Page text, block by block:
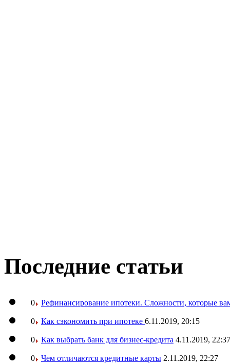
Последние статьи
0 Рефинансирование ипотеки. Сложности, которые
0 Как сэкономить при ипотеке 6.11.2019, 20:15
0 Как выбрать банк для бизнес-кредита 4.11.2019, 22:37
0 Чем отличаются кредитные карты 2.11.2019, 22:27